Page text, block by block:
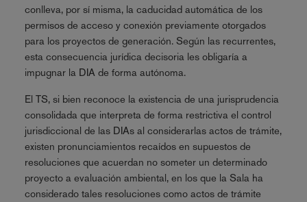
conlleva, por sí misma, la caducidad automática de los
permisos de acceso y conexión previamente otorgados
para los proyectos de generación. Según las recurrentes,
esta consecuencia jurídica decisoria les obligaría a
impugnar la DIA de forma autónoma.
El TS, si bien reconoce la existencia de una jurisprudencia
consolidada que interpreta de forma restrictiva el control
jurisdiccional de las DIAs al considerarlas actos de trámite,
existen pronunciamientos recaídos en supuestos de
resoluciones que acuerdan no someter un determinado
proyecto a evaluación ambiental, en los que la Sala ha
considerado tales resoluciones como actos de trámite